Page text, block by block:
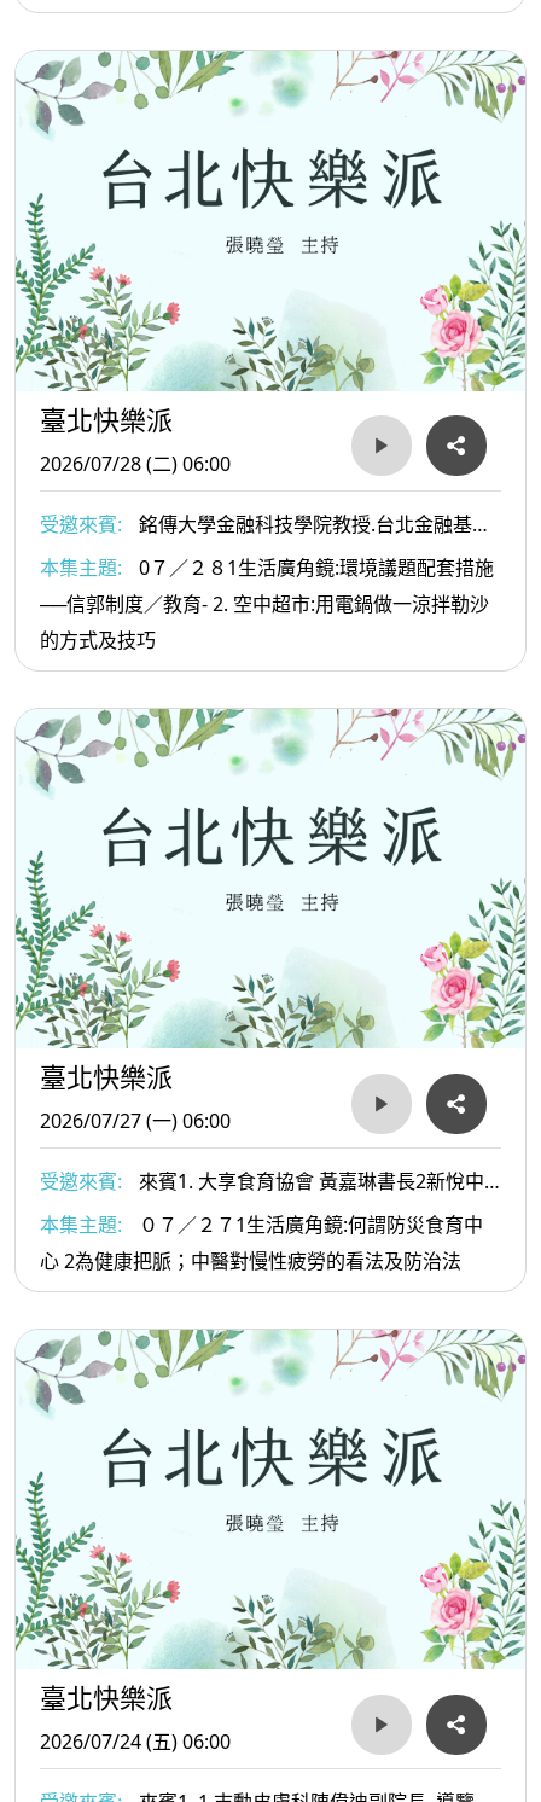
前往觀賞
臺北快樂派
2026/07/28 (二) 06:00
受邀來賓:
銘傳大學金融科技學院教授.台北金融基金
會董事李智仁博士 6. 2健行科技大學餐旅管理系黃經典
教授 2. .文化影響力平台總監 陳德齡博士
本集主題:
0７／２８1生活廣角鏡:環境議題配套措施
──信郭制度／教育- 2. 空中超市:用電鍋做一涼拌勒沙
的方式及技巧
臺北快樂派
2026/07/27 (一) 06:00
受邀來賓:
來賓1. 大享食育協會 黃嘉琳書長2新悅中
醫診所 李崇銘醫師
本集主題:
０７／２７1生活廣角鏡:何謂防災食育中
心 2為健康把脈；中醫對慢性疲勞的看法及防治法
臺北快樂派
2026/07/24 (五) 06:00